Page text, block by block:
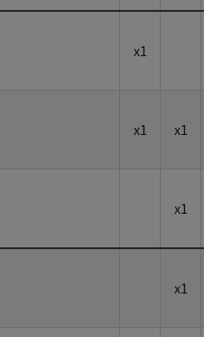
x1
x1 x1
x1
x1